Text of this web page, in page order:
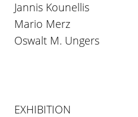
Jannis Kounellis
Mario Merz
Oswalt M. Ungers
EXHIBITION